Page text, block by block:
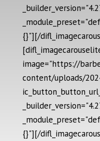
{}"][/
image="https://
content/uploads/
{}"][/